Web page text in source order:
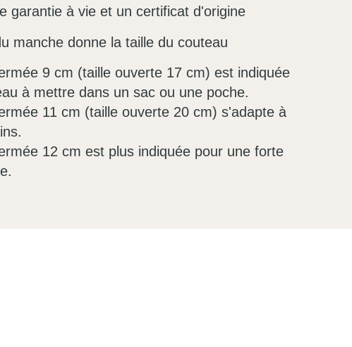
garantie à vie et un certificat d'origine
manche donne la taille du couteau
9 cm (taille ouverte 17 cm) est indiquée
à mettre dans un sac ou une poche.
11 cm (taille ouverte 20 cm) s'adapte à
12 cm est plus indiquée pour une forte